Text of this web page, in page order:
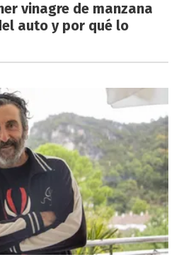
vinagre de manzana
auto y por qué lo